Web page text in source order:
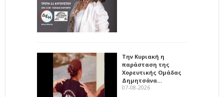
Την Κυριακή η
παράσταση της
Χορευτικής Ομάδας
Δημητσάνα…
07-08-2026